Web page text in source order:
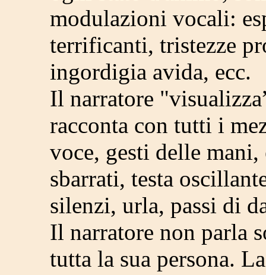
modulazioni vocali:
terrificanti, tristezze
ingordigia avida, ecc.
Il narratore
racconta con tutti i
voce, gesti delle
sbarrati, testa
silenzi, urla, passi di
Il narratore non parla
tutta la sua persona.